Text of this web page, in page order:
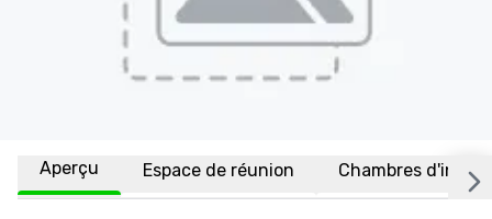
Aperçu Espace de réunion Chambres